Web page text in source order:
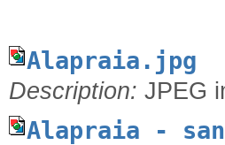
Alapraia.jpg
Description: JPEG
Alapraia -